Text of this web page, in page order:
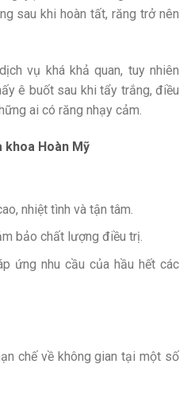
sau khi hoàn tất, răng trở nên
vụ khá khả quan, tuy nhiên
ê buốt sau khi tẩy trắng, điều
ai có răng nhạy cảm.
khoa Hoàn Mỹ
nhiệt tình và tận tâm.
bảo chất lượng điều trị.
ứng nhu cầu của hầu hết các
chế về không gian tại một số